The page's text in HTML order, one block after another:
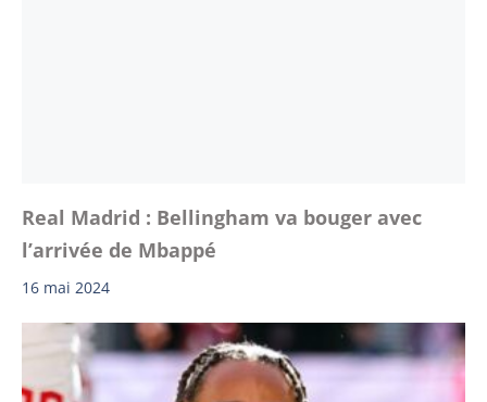
Real Madrid : Bellingham va bouger avec
l’arrivée de Mbappé
16 mai 2024